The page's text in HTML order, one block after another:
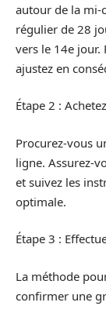
autour de la mi-
régulier de 28
vers le 14e jour.
ajustez en
Étape 2 :
Procurez-vous
ligne. Assurez-
et suivez les
optimale.
Étape 3 :
La méthode
confirmer une